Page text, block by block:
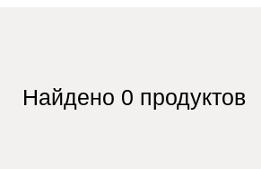
Найдено 0 продуктов